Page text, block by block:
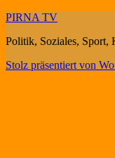
PIRNA TV
Politik, Soziales, Sport,
Stolz präsentiert von